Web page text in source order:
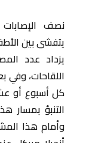
نصف الإصابات
يتفشى بين
يزداد عدد
اللقاحات، وفي
كل أسبوع أو
التنبؤ بمسار
وأمام هذا